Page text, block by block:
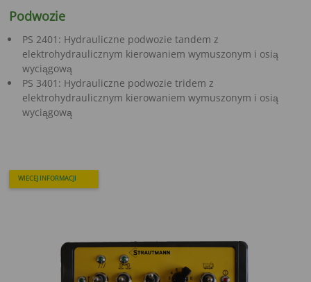
Podwozie
PS 2401: Hydrauliczne podwozie tandem z
elektrohydraulicznym kierowaniem wymuszonym i osią
wyciągową
PS 3401: Hydrauliczne podwozie tridem z
elektrohydraulicznym kierowaniem wymuszonym i osią
wyciągową
WIECEJ INFORMACJI